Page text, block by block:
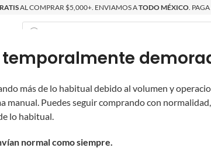
más de lo habitual debido al volumen y
manual. Puedes seguir comprando con
lo habitual.
normal como siempre.
AL COMPRAR $5,000+. ENVIAMOS ATODO MÉXICO .
PRODUCTOS NUEVOSPROMOCIONES